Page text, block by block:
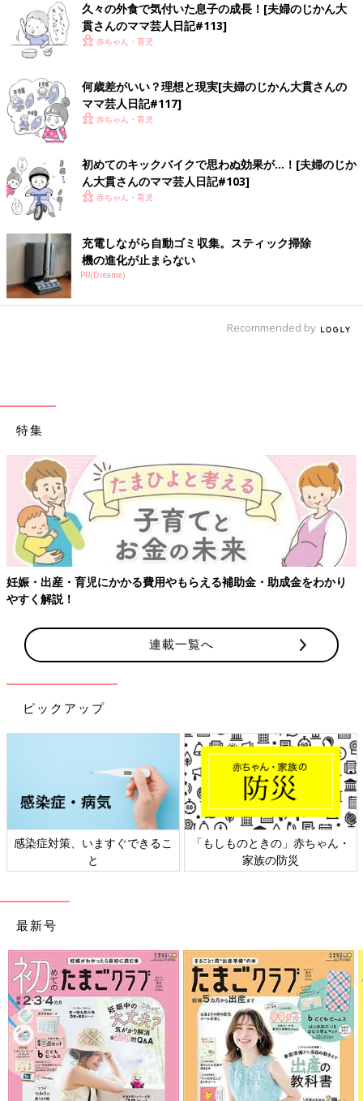
（PARCO出版）を発売。
前の話
イ」の世界【夫婦の
じかん大貫さんの
「ママ芸人日記」
#39】
疎通した日の感動【夫
婦のじかん大貫さんの
久々の外食で気付いた息子の成長！[夫婦のじかん大
貫さんのママ芸人日記#113]
赤ちゃん・育児
何歳差がいい？理想と現実[夫婦のじかん大貫さんの
ママ芸人日記#117]
赤ちゃん・育児
初めてのキックバイクで思わぬ効果が…！[夫婦のじか
ん大貫さんのママ芸人日記#103]
赤ちゃん・育児
充電しながら自動ゴミ収集。スティック掃除
機の進化が止まらない
PR(Dreame)
Recommended by
特集
妊娠・出産・育児にかかる費用やもらえる補助金・助成金をわかり
やすく解説！
連載一覧へ
ピックアップ
感染症対策、いますぐできるこ
と
「もしものときの」赤ちゃん・
家族の防災
最新号